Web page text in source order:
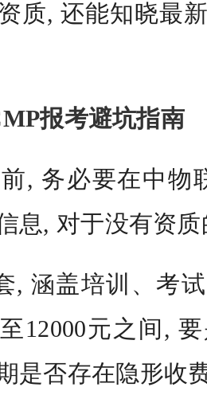
质, 还能知晓最
报考避坑指南
, 务必要在中物
息, 对于没有资
, 涵盖培训、考
12000元之间,
是否存在隐形收